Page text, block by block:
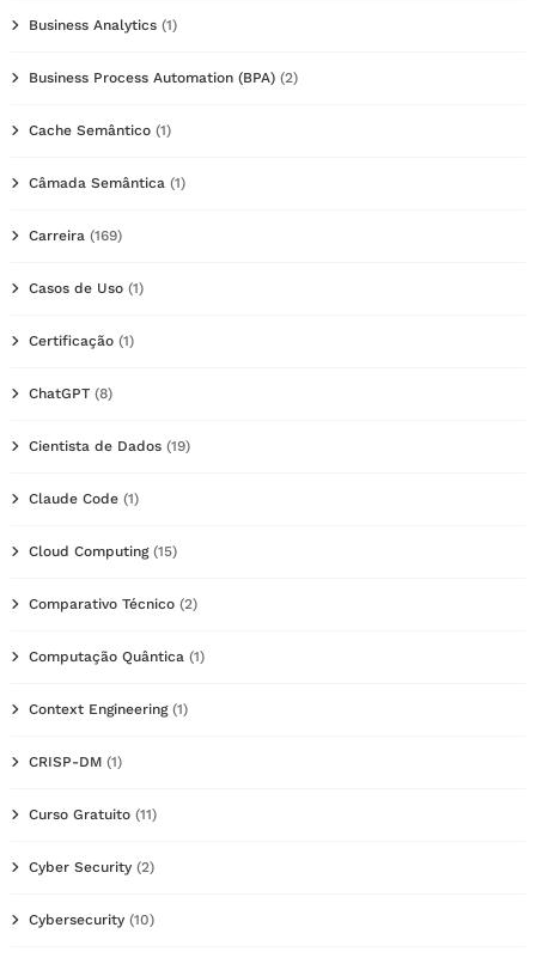
Business Analytics (1)
Business Process Automation (BPA) (2)
Cache Semântico (1)
Câmada Semântica (1)
Carreira (169)
Casos de Uso (1)
Certificação (1)
ChatGPT (8)
Cientista de Dados (19)
Claude Code (1)
Cloud Computing(15)
Comparativo Técnico (2)
Computação Quântica (1)
Context Engineering(1)
CRISP-DM (1)
Curso Gratuito (11)
Cyber Security (2)
Cybersecurity (10)